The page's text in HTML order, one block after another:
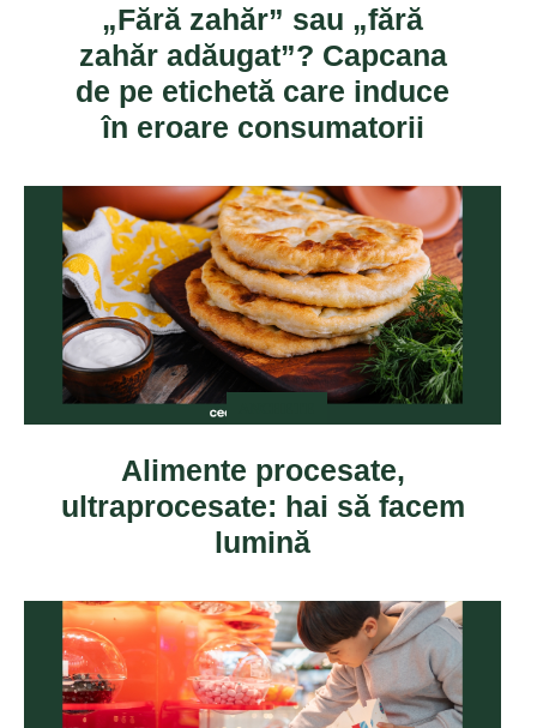
„Fără zahăr” sau „fără
zahăr adăugat”? Capcana
de pe etichetă care induce
în eroare consumatorii
Alimente procesate,
ultraprocesate: hai să facem
lumină